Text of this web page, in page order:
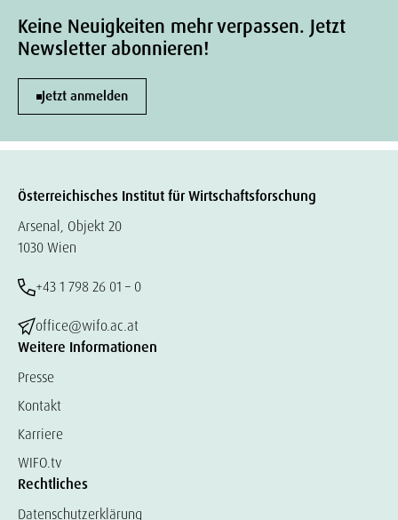
Keine Neuigkeiten mehr verpassen. Jetzt
Newsletter abonnieren!
Jetzt anmelden
Österreichisches Institut für Wirtschaftsforschung
Arsenal, Objekt 20
1030 Wien
+43 1 798 26 01 – 0
office@wifo.ac.at
Weitere Informationen
Presse
Kontakt
Karriere
WIFO.tv
Rechtliches
Datenschutzerklärung